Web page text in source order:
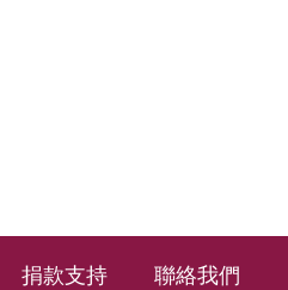
捐款支持 聯絡我們